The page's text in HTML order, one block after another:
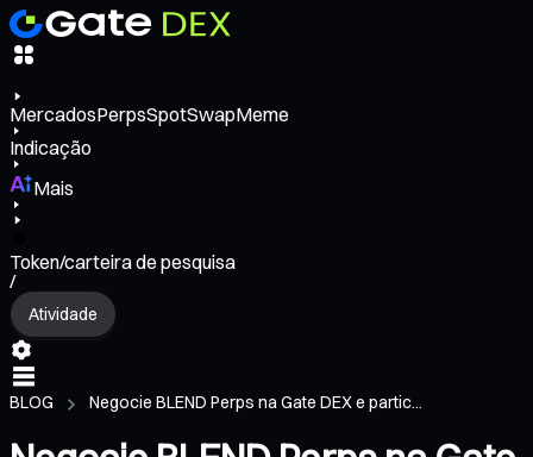
MercadosPerpsSpotSwapMeme
Indicação
Mais
Token/carteira de pesquisa
/
Atividade
BLOG Negocie BLEND Perps na Gate DEX e partic...